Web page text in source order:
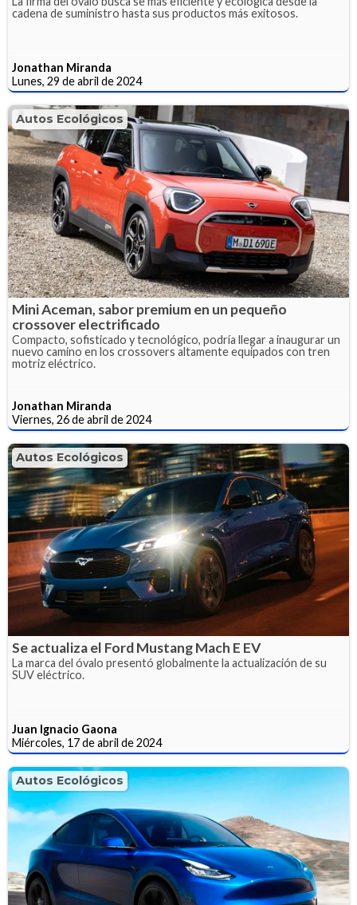
cadena de suministro hasta sus productos más exitosos.
Jonathan Miranda
Lunes, 29 de abril de 2024
Autos Ecológicos
Mini Aceman, sabor premium en un pequeño
crossover electrificado
Compacto, sofisticado y tecnológico, podría llegar a inaugurar un
nuevo camino en los crossovers altamente equipados con tren
motriz eléctrico.
Jonathan Miranda
Viernes, 26 de abril de 2024
Autos Ecológicos
Se actualiza el Ford Mustang Mach E EV
La marca del óvalo presentó globalmente la actualización de su
SUV eléctrico.
Juan Ignacio Gaona
Miércoles, 17 de abril de 2024
Autos Ecológicos